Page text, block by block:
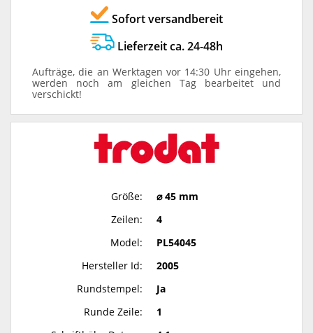
Sofort versandbereit
Lieferzeit ca. 24-48h
Aufträge, die an Werktagen vor 14:30 Uhr eingehen,
werden noch am gleichen Tag bearbeitet und
verschickt!
Größe:
⌀ 45 mm
Zeilen:
4
Model:
PL54045
Hersteller Id:
2005
Rundstempel:
Ja
Runde Zeile:
1